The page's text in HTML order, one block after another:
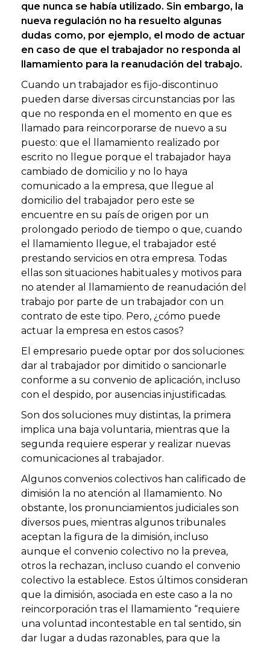
que nunca se había utilizado. Sin embargo, la
nueva regulación no ha resuelto algunas
dudas como, por ejemplo, el modo de actuar
en caso de que el trabajador no responda al
llamamiento para la reanudación del trabajo.
Cuando un trabajador es fijo-discontinuo
pueden darse diversas circunstancias por las
que no responda en el momento en que es
llamado para reincorporarse de nuevo a su
puesto: que el llamamiento realizado por
escrito no llegue porque el trabajador haya
cambiado de domicilio y no lo haya
comunicado a la empresa, que llegue al
domicilio del trabajador pero este se
encuentre en su país de origen por un
prolongado periodo de tiempo o que, cuando
el llamamiento llegue, el trabajador esté
prestando servicios en otra empresa. Todas
ellas son situaciones habituales y motivos para
no atender al llamamiento de reanudación del
trabajo por parte de un trabajador con un
contrato de este tipo. Pero, ¿cómo puede
actuar la empresa en estos casos?
El empresario puede optar por dos soluciones:
dar al trabajador por dimitido o sancionarle
conforme a su convenio de aplicación, incluso
con el despido, por ausencias injustificadas.
Son dos soluciones muy distintas, la primera
implica una baja voluntaria, mientras que la
segunda requiere esperar y realizar nuevas
comunicaciones al trabajador.
Algunos convenios colectivos han calificado de
dimisión la no atención al llamamiento. No
obstante, los pronunciamientos judiciales son
diversos pues, mientras algunos tribunales
aceptan la figura de la dimisión, incluso
aunque el convenio colectivo no la prevea,
otros la rechazan, incluso cuando el convenio
colectivo la establece. Estos últimos consideran
que la dimisión, asociada en este caso a la no
reincorporación tras el llamamiento “requiere
una voluntad incontestable en tal sentido, sin
dar lugar a dudas razonables, para que la